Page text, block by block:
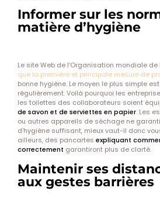
Informer sur les
matière d’hygiène
Le site Web de l’Organisation mondiale
que la première et principale mesure de
bonne hygiène. Le moyen le plus simple
régulièrement. Voilà pourquoi les
les toilettes des collaborateurs soient
de savon et de serviettes en papier. Les
ou autres appareils de séchage ne
d’hygiène suffisant, mieux vaut-il donc
ailleurs, des pancartes expliquant
correctement garantiront plus de clarté.
Maintenir ses
aux gestes barrières